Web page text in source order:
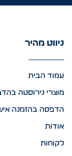
ניווט מהיר
עמוד הבית
מוצרי נירוסטה
הדפסה בהזמנה
אודות
לקוחות